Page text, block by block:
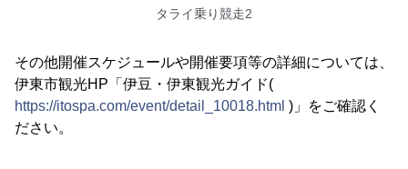
タライ乗り競走2
その他開催スケジュールや開催要項等の詳細については、
伊東市観光HP「伊豆・伊東観光ガイド(
https://itospa.com/event/detail_10018.html )」をご確認く
ださい。